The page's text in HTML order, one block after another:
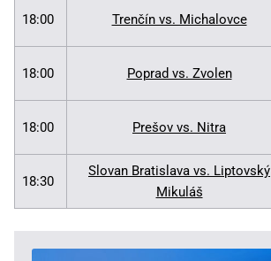
18:00 Trenčín vs. Michalovce
18:00 Poprad vs. Zvolen
18:00 Prešov vs. Nitra
18:30
Slovan Bratislava vs. Liptovský
Mikuláš